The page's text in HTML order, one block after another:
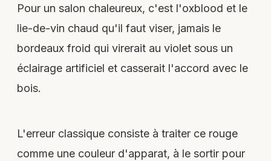
Pour un salon chaleureux, c'est l'oxblood et le
lie-de-vin chaud qu'il faut viser, jamais le
bordeaux froid qui virerait au violet sous un
éclairage artificiel et casserait l'accord avec le
bois.
L'erreur classique consiste à traiter ce rouge
comme une couleur d'apparat, à le sortir pour